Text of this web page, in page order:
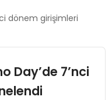
dönem girişimleri
Day’de 7’nci